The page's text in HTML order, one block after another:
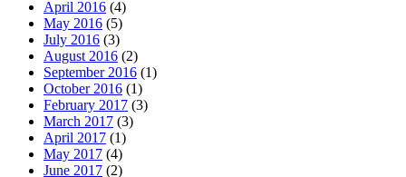
April 2016 (4)
May 2016 (5)
July 2016 (3)
August 2016 (2)
September 2016 (1)
October 2016 (1)
February 2017 (3)
March 2017 (3)
April 2017 (1)
May 2017 (4)
June 2017 (2)